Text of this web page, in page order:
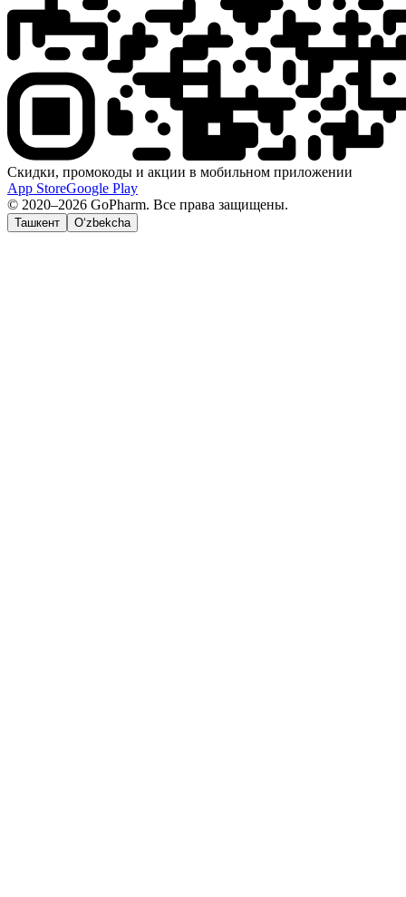
Скидки, промокоды и акции в мобильном приложении
App StoreGoogle Play
© 2020–2026 GoPharm. Все права защищены.
Ташкент O‘zbekcha